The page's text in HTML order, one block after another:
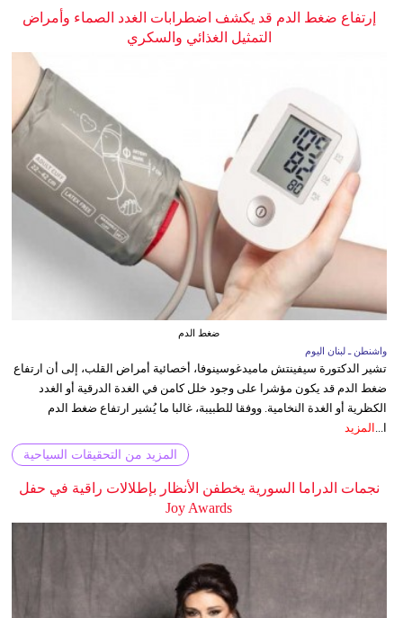
إرتفاع ضغط الدم قد يكشف اضطرابات الغدد الصماء وأمراض
التمثيل الغذائي والسكري
ضغط الدم
واشنطن ـ لبنان اليوم
تشير الدكتورة سيفينتش ماميدغوسينوفا، أخصائية أمراض القلب، إلى أن ارتفاع
ضغط الدم قد يكون مؤشرا على وجود خلل كامن في الغدة الدرقية أو الغدد
الكظرية أو الغدة النخامية. ووفقا للطبيبة، غالبا ما يُشير ارتفاع ضغط الدم
ا... المزيد
المزيد من التحقيقات السياحية
نجمات الدراما السورية يخطفن الأنظار بإطلالات راقية في حفل
Joy Awards